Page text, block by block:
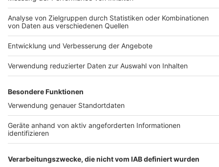
männliche Form genannt, stets sind aber die weibliche und andere Formen
gleichermaßen mitgemeint.